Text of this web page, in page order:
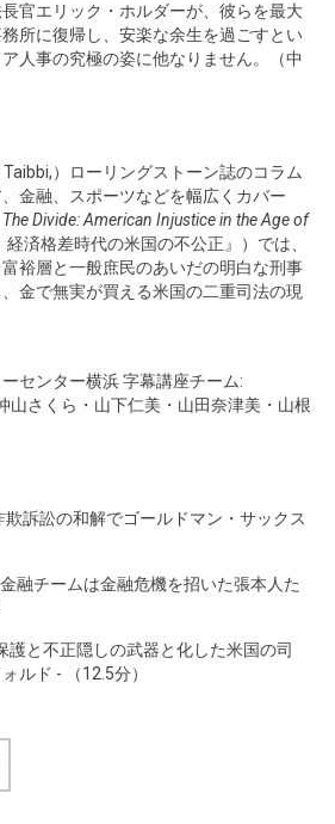
官エリック・ホルダーが、彼らを最大
所に復帰し、安楽な余生を過ごすとい
人事の究極の姿に他なりません。（中
）ローリングストーン誌のコラム
金融、スポーツなどを幅広くカバー
The Divide: American Injustice in the Age of
経済格差時代の米国の不公正』）では、
裕層と一般庶民のあいだの明白な刑事
金で無実が買える米国の二重司法の現
センター横浜 字幕講座チーム:
山さくら・山下仁美・山田奈津美・山根
訴訟の和解でゴールドマン・サックス
融チームは金融危機を招いた張本人た
護と不正隠しの武器と化した米国の司
ルド - （12.5分）